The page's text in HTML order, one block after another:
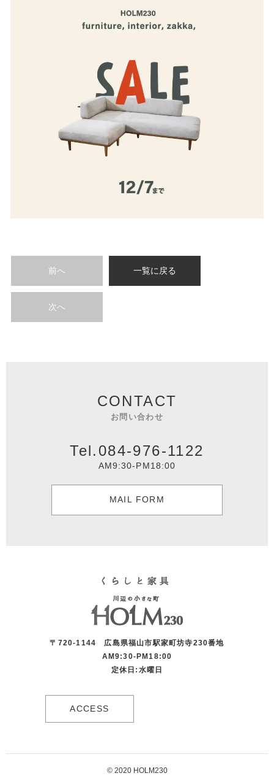
前へ 一覧に戻る
次へ
CONTACT
お問い合わせ
Tel.084-976-1122
AM9:30-PM18:00
MAIL FORM
〒720-1144 広島県福山市駅家町坊寺230番地
AM9:30-PM18:00
定休日:水曜日
ACCESS
© 2020 HOLM230